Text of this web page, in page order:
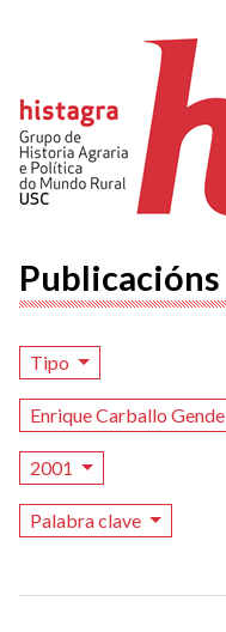
Publicacións
Tipo
Enrique Carballo Gende
2001
Palabra clave